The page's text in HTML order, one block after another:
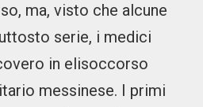
ma, visto che alcune
serie, i medici
in elisoccorso
messinese. I primi